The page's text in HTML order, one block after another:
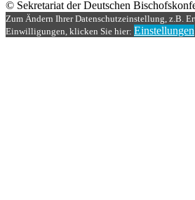
© Sekretariat der Deutschen
Zum Ändern Ihrer Datenschutzeinstellung, z.B.
Einwilligungen, klicken Sie hier: Einstellungen